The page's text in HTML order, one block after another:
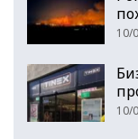
10/
10/